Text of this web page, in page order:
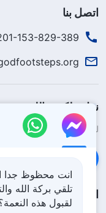
اتصل بنا
153-829-389+ 213-551-750-916+
نزل ملكوت الله.
لقد نزلت المملكة بالفعل
اتبعنا
انت محظوظ جدا
تلقي بركة الله
لقبول هذه